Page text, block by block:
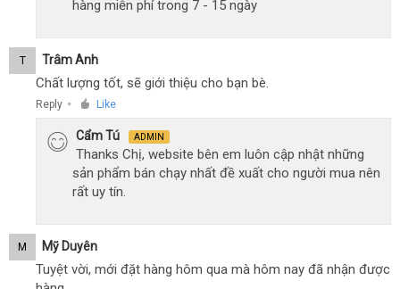
hàng miễn phí trong 7 - 15 ngày
T Trâm Anh
Chất lượng tốt, sẽ giới thiệu cho bạn bè.
Reply ● Like
Cẩm Tú ADMIN
Thanks Chị, website bên em luôn cập nhật những
sản phẩm bán chạy nhất đề xuất cho người mua nên
rất uy tín.
M Mỹ Duyên
Tuyệt vời, mới đặt hàng hôm qua mà hôm nay đã nhận được